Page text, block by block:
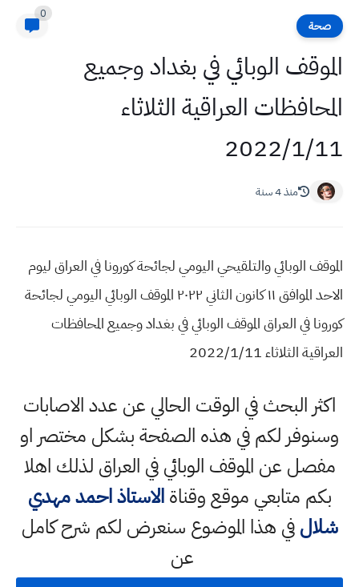
صحة
0
الموقف الوبائي في بغداد وجميع
المحافظات العراقية الثلاثاء
2022/1/11
منذ 4 سنة
الموقف الوبائي والتلقيحي اليومي لجائحة كورونا في العراق ليوم
الاحد الموافق ١١ كانون الثاني ٢٠٢٢ الموقف الوبائي اليومي لجائحة
كورونا في العراق الموقف الوبائي في بغداد وجميع المحافظات
العراقية الثلاثاء 2022/1/11
اكثر البحث في الوقت الحالي عن عدد الاصابات
وسنوفر لكم في هذه الصفحة بشكل مختصر او
مفصل عن الموقف الوبائي في العراق لذلك اهلا
بكم متابعي موقع وقناةالاستاذ احمد مهدي
شلالفي هذا الموضوع سنعرض لكم شرح كامل
عن